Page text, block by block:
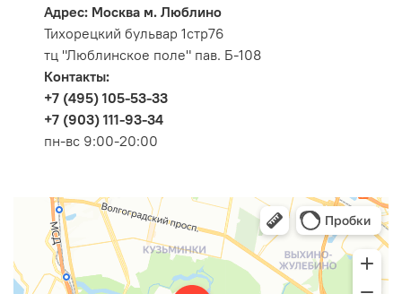
Адрес: Москва м. Люблино
Тихорецкий бульвар 1стр76
тц "Люблинское поле" пав. Б-108
Контакты:
+7 (495) 105-53-33
+7 (903) 111-93-34
пн-вс 9:00-20:00